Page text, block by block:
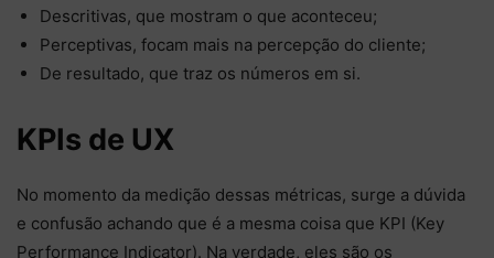
Descritivas, que mostram o que aconteceu;
Perceptivas, focam mais na percepção do cliente;
De resultado, que traz os números em si.
KPIs de UX
No momento da medição dessas métricas, surge a dúvida
e confusão achando que é a mesma coisa que KPI (Key
Performance Indicator). Na verdade, eles são os